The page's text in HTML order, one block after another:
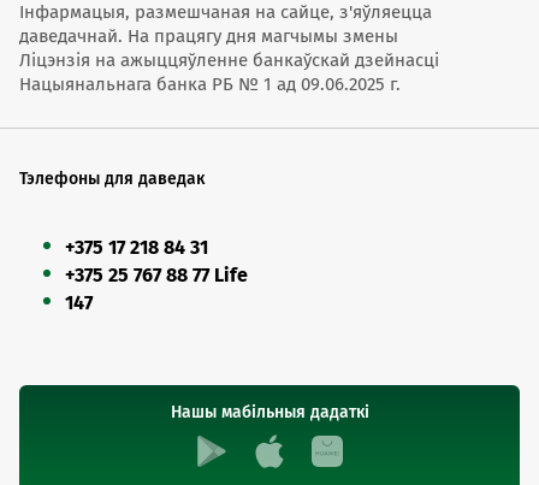
Інфармацыя, размешчаная на сайце, з'яўляецца
даведачнай. На працягу дня магчымы змены
Ліцэнзія на ажыццяўленне банкаўскай дзейнасці
Нацыянальнага банка РБ № 1 ад 09.06.2025 г.
Тэлефоны для даведак
+375 17 218 84 31
+375 25 767 88 77 Life
147
Нашы мабільныя дадаткі